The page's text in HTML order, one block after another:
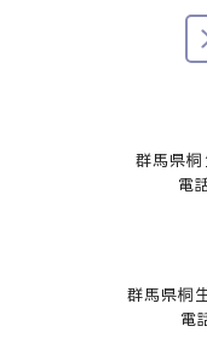
群馬県
電
群馬県桐
電